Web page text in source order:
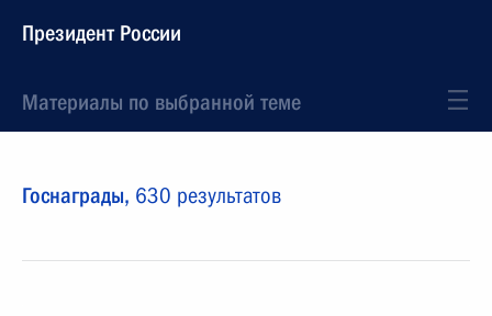
Президент России
Материалы по выбранной теме
Госнаграды, 630 результатов